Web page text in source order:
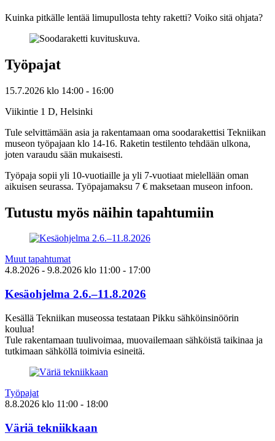
Kuinka pitkälle lentää limupullosta tehty raketti? Voiko sitä ohjata?
Työpajat
15.7.2026 klo 14:00 - 16:00
Viikintie 1 D, Helsinki
Tule selvittämään asia ja rakentamaan oma soodarakettisi Tekniikan
museon työpajaan klo 14-16. Raketin testilento tehdään ulkona,
joten varaudu sään mukaisesti.
Työpaja sopii yli 10-vuotiaille ja yli 7-vuotiaat mielellään oman
aikuisen seurassa. Työpajamaksu 7 € maksetaan museon infoon.
Tutustu myös näihin tapahtumiin
Muut tapahtumat
4.8.2026 - 9.8.2026 klo 11:00 - 17:00
Kesäohjelma 2.6.–11.8.2026
Kesällä Tekniikan museossa testataan Pikku sähköinsinöörin
koulua!
Tule rakentamaan tuulivoimaa, muovailemaan sähköistä taikinaa ja
tutkimaan sähköllä toimivia esineitä.
Työpajat
8.8.2026 klo 11:00 - 18:00
Väriä tekniikkaan